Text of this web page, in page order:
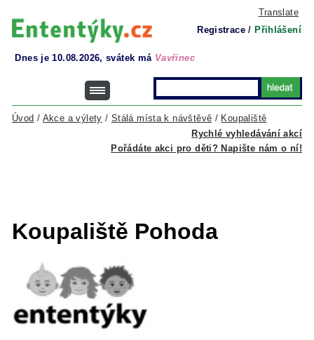
Translate
Registrace / Přihlášení
Dnes je 10.08.2026, svátek má Vavřinec
Rychlé vyhledávání akcí
Úvod / Akce a výlety / Stálá místa k návštěvě / Koupaliště
Pořádáte akci pro děti? Napište nám o ní!
Koupaliště Pohoda